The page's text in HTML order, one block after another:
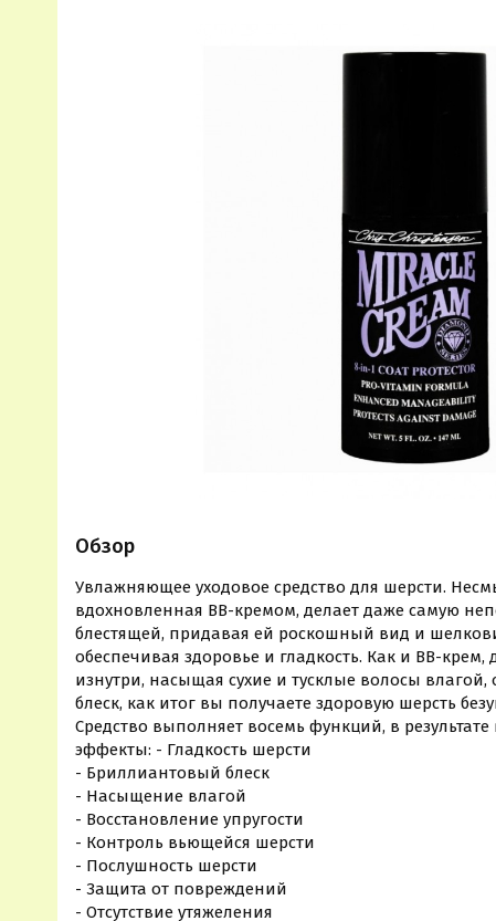
Обзор
Увлажняющее уходовое средство для шерсти.
вдохновленная ВВ-кремом, делает даже самую
блестящей, придавая ей роскошный вид и
обеспечивая здоровье и гладкость. Как и ВВ-крем,
изнутри, насыщая сухие и тусклые волосы
блеск, как итог вы получаете здоровую шерсть
Средство выполняет восемь функций, в
эффекты: - Гладкость шерсти
- Бриллиантовый блеск
- Насыщение влагой
- Восстановление упругости
- Контроль вьющейся шерсти
- Послушность шерсти
- Защита от повреждений
- Отсутствие утяжеления